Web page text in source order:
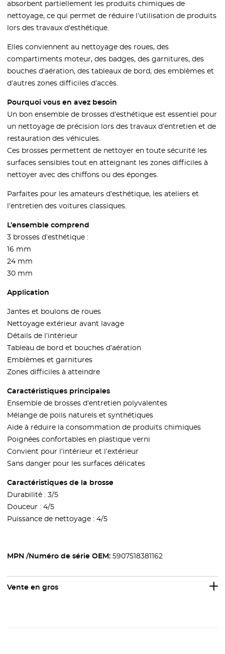
absorbent partiellement les produits chimiques de
nettoyage, ce qui permet de réduire l’utilisation de produits
lors des travaux d’esthétique.
Elles conviennent au nettoyage des roues, des
compartiments moteur, des badges, des garnitures, des
bouches d’aération, des tableaux de bord, des emblèmes et
d’autres zones difficiles d’accès.
Pourquoi vous en avez besoin
Un bon ensemble de brosses d’esthétique est essentiel pour
un nettoyage de précision lors des travaux d’entretien et de
restauration des véhicules.
Ces brosses permettent de nettoyer en toute sécurité les
surfaces sensibles tout en atteignant les zones difficiles à
nettoyer avec des chiffons ou des éponges.
Parfaites pour les amateurs d’esthétique, les ateliers et
l’entretien des voitures classiques.
L’ensemble comprend
3 brosses d’esthétique :
16 mm
24 mm
30 mm
Application
Jantes et boulons de roues
Nettoyage extérieur avant lavage
Détails de l’intérieur
Tableau de bord et bouches d’aération
Emblèmes et garnitures
Zones difficiles à atteindre
Caractéristiques principales
Ensemble de brosses d’entretien polyvalentes
Mélange de poils naturels et synthétiques
Aide à réduire la consommation de produits chimiques
Poignées confortables en plastique verni
Convient pour l’intérieur et l’extérieur
Sans danger pour les surfaces délicates
Caractéristiques de la brosse
Durabilité : 3/5
Douceur : 4/5
Puissance de nettoyage : 4/5
MPN /Numéro de série OEM: 5907518381162
Vente en gros